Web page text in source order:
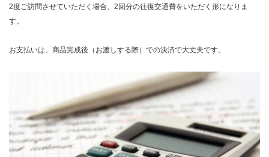
2度ご訪問させていただく場合、2回分の往復交通費をいただく形になりま
す。
お支払いは、商品完成後（お渡しする際）での決済で大丈夫です。